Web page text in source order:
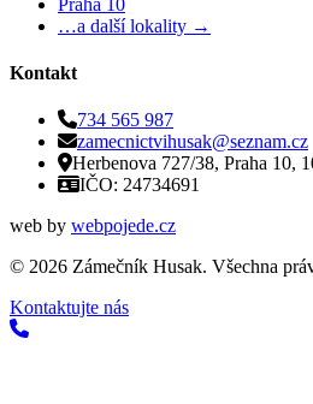
…a další lokality →
Kontakt
734 565 987
zamecnictvihusak@seznam.cz
Herbenova 727/38, Praha 10,
IČO: 24734691
web by webpojede.cz
© 2026 Zámečník Husak. Všechna
Kontaktujte nás